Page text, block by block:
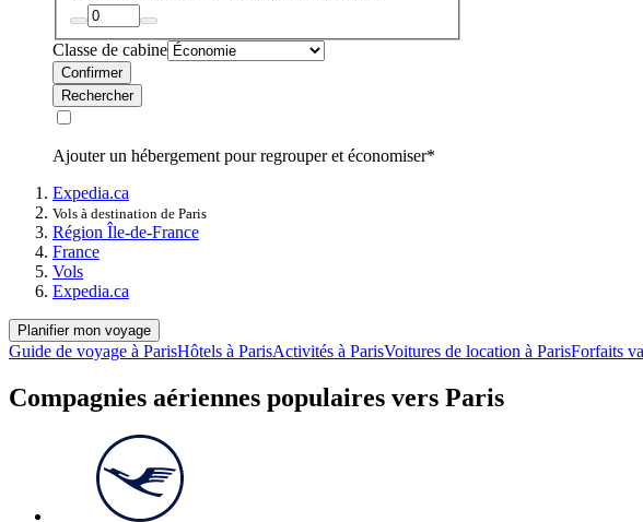
Classe de cabine
Confirmer
Rechercher
Ajouter un hébergement pour regrouper et économiser*
Expedia.ca
Vols à destination de Paris
Région Île-de-France
France
Vols
Expedia.ca
Planifier mon voyage
Guide de voyage à ParisHôtels à ParisActivités à ParisVoitures de location à ParisForfaits
Compagnies aériennes populaires vers Paris